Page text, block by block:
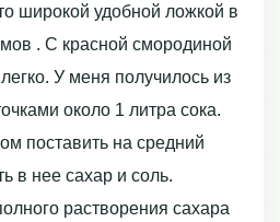
широкой удобной ложкой в
. С красной смородиной
У меня получилось из
около 1 литра сока.
поставить на средний
в нее сахар и соль.
растворения сахара